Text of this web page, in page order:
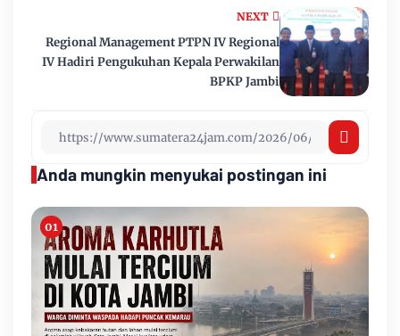
NEXT
Regional Management PTPN IV Regional
IV Hadiri Pengukuhan Kepala Perwakilan
BPKP Jambi
Anda mungkin menyukai postingan ini